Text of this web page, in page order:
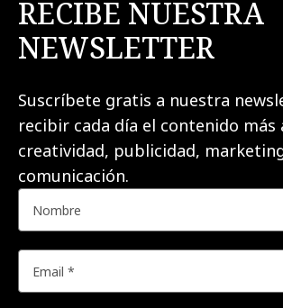
RECIBE NUESTRA
NEWSLETTER
Suscríbete gratis a nuestra
recibir cada día el contenido más
creatividad, publicidad,
comunicación.